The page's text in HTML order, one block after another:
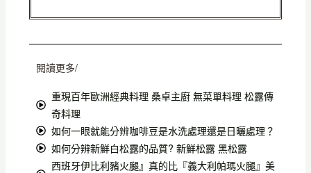
閱讀更多/
重現百年歐洲經典料理 桑卓主廚 無菜單料理 松露傳
奇料理
如何一眼就能分辨咖啡豆是水洗處理還是日曬處理？
如何分辨新鮮白松露的品質? 新鮮松露 黑松露
西班牙伊比利豬火腿』真的比『義大利帕瑪火腿』美